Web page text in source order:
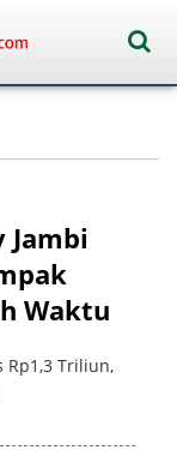
Jambi
Waktu